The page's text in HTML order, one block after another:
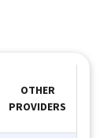
OTHER
PROVIDERS